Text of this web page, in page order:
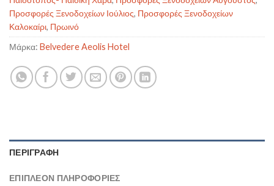
Προσφορές Ξενοδοχείων Ιούλιος, Προσφορές Ξενοδοχείων
Καλοκαίρι, Πρωινό
Μάρκα: Belvedere Aeolis Hotel
ΠΕΡΙΓΡΑΦΉ
ΕΠΙΠΛΈΟΝ ΠΛΗΡΟΦΟΡΊΕΣ